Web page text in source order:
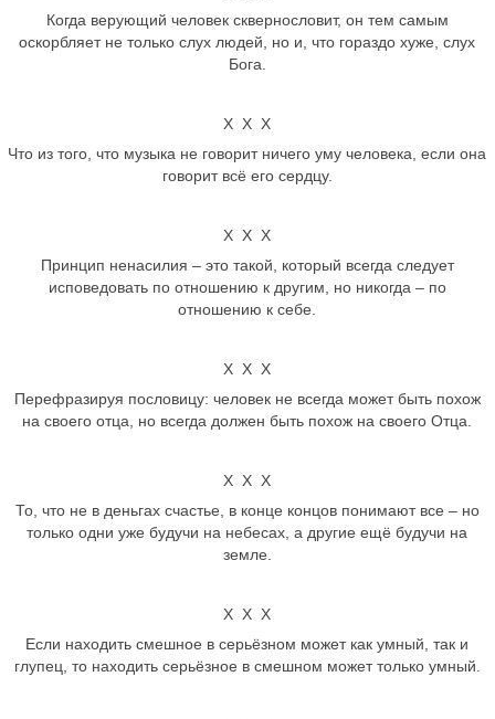
Когда верующий человек сквернословит, он тем самым
оскорбляет не только слух людей, но и, что гораздо хуже, слух
Бога.
Х Х Х
Что из того, что музыка не говорит ничего уму человека, если она
говорит всё его сердцу.
Х Х Х
Принцип ненасилия – это такой, который всегда следует
исповедовать по отношению к другим, но никогда – по
отношению к себе.
Х Х Х
Перефразируя пословицу: человек не всегда может быть похож
на своего отца, но всегда должен быть похож на своего Отца.
Х Х Х
То, что не в деньгах счастье, в конце концов понимают все – но
только одни уже будучи на небесах, а другие ещё будучи на
земле.
Х Х Х
Если находить смешное в серьёзном может как умный, так и
глупец, то находить серьёзное в смешном может только умный.